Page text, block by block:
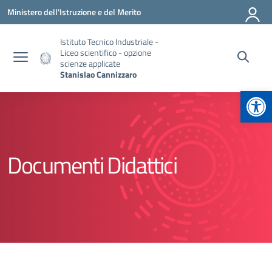
Vai ai contenuti
Vai al menu di navigazione
Vai al footer
Ministero dell'Istruzione e del Merito
Istituto Tecnico Industriale -
Liceo scientifico - opzione
scienze applicate
Stanislao Cannizzaro
Documenti Didattici